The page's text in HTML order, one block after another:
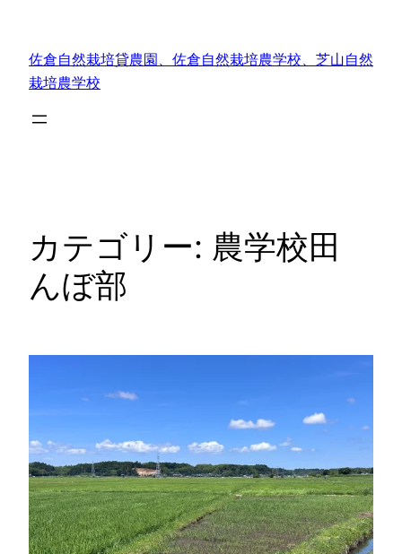
佐倉自然栽培貸農園、佐倉自然栽培農学校、芝山自然
栽培農学校
カテゴリー: 農学校田
んぼ部